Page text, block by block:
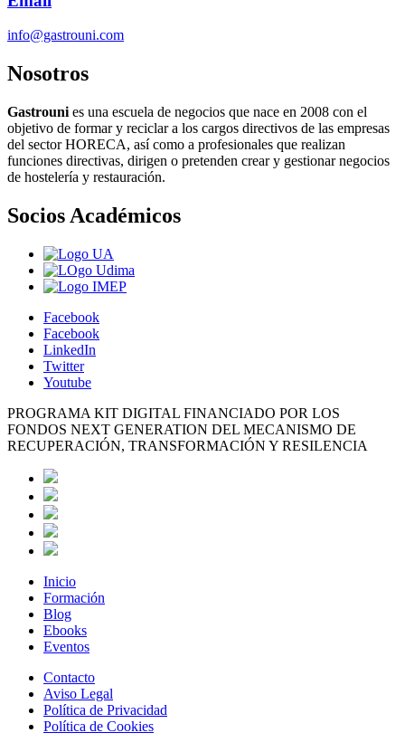
info@gastrouni.com
Nosotros
Gastrouni es una escuela de negocios que nace en 2008 con el
objetivo de formar y reciclar a los cargos directivos de las empresas
del sector HORECA, así como a profesionales que realizan
funciones directivas, dirigen o pretenden crear y gestionar negocios
de hostelería y restauración.
Socios Académicos
Facebook
Facebook
LinkedIn
Twitter
Youtube
PROGRAMA KIT DIGITAL FINANCIADO POR LOS
FONDOS NEXT GENERATION DEL MECANISMO DE
RECUPERACIÓN, TRANSFORMACIÓN Y RESILENCIA
Inicio
Formación
Blog
Ebooks
Eventos
Contacto
Aviso Legal
Política de Privacidad
Política de Cookies